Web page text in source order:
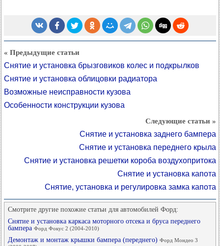
« Предыдущие статьи
Снятие и установка брызговиков колес и подкрылков
Снятие и установка облицовки радиатора
Возможные неисправности кузова
Особенности конструкции кузова
Следующие статьи »
Снятие и установка заднего бампера
Снятие и установка переднего крыла
Снятие и установка решетки короба воздухопритока
Снятие и установка капота
Снятие, установка и регулировка замка капота
Смотрите другие похожие статьи для автомобилей Форд:
Снятие и установка каркаса моторного отсека и бруса переднего
бампера Форд Фокус 2 (2004-2010)
Демонтаж и монтаж крышки бампера (переднего) Форд Мондео 3